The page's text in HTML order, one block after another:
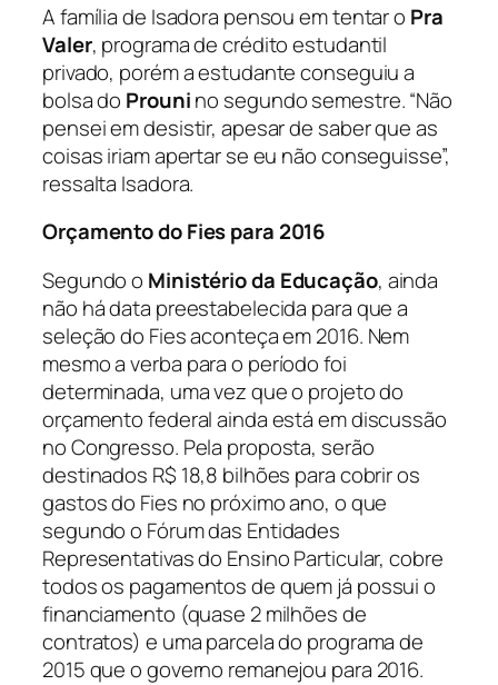
A família de Isadora pensou em tentar o Pra
Valer, programa de crédito estudantil
privado, porém a estudante conseguiu a
bolsa do Prounino segundo semestre. “Não
pensei em desistir, apesar de saber que as
coisas iriam apertar se eu não conseguisse”,
ressalta Isadora.
Orçamento do Fies para 2016
Segundo o Ministério da Educação, ainda
não há data preestabelecida para que a
seleção do Fies aconteça em 2016. Nem
mesmo a verba para o período foi
determinada, uma vez que o projeto do
orçamento federal ainda está em discussão
no Congresso. Pela proposta, serão
destinados R$ 18,8 bilhões para cobrir os
gastos do Fies no próximo ano, o que
segundo o Fórum das Entidades
Representativas do Ensino Particular, cobre
todos os pagamentos de quem já possui o
financiamento (quase 2 milhões de
contratos) e uma parcela do programa de
2015 que o governo remanejou para 2016.